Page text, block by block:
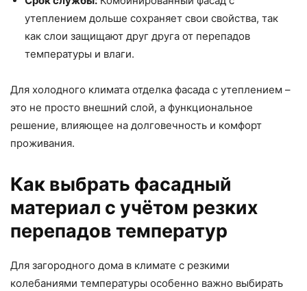
утеплением дольше сохраняет свои свойства, так
как слои защищают друг друга от перепадов
температуры и влаги.
Для холодного климата отделка фасада с утеплением –
это не просто внешний слой, а функциональное
решение, влияющее на долговечность и комфорт
проживания.
Как выбрать фасадный
материал с учётом резких
перепадов температур
Для загородного дома в климате с резкими
колебаниями температуры особенно важно выбирать